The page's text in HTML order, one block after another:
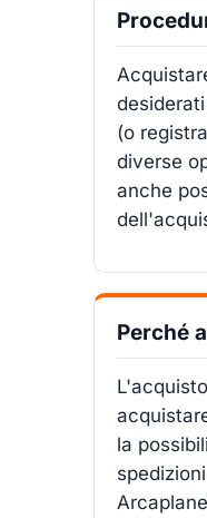
(o
diverse
anche
Perché
la